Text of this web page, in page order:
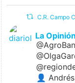
C.R. Campo
La
👤